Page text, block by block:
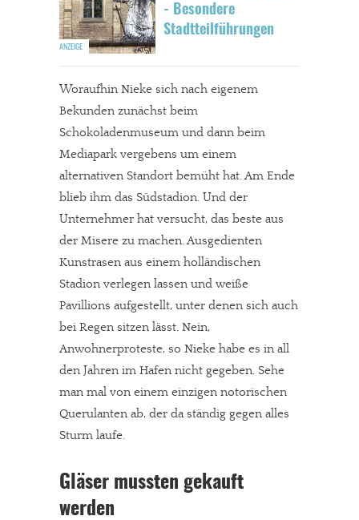
- Besondere
Stadtteilführungen
Woraufhin Nieke sich nach eigenem
Bekunden zunächst beim
Schokoladenmuseum und dann beim
Mediapark vergebens um einem
alternativen Standort bemüht hat. Am Ende
blieb ihm das Südstadion. Und der
Unternehmer hat versucht, das beste aus
der Misere zu machen. Ausgedienten
Kunstrasen aus einem holländischen
Stadion verlegen lassen und weiße
Pavillions aufgestellt, unter denen sich auch
bei Regen sitzen lässt. Nein,
Anwohnerproteste, so Nieke habe es in all
den Jahren im Hafen nicht gegeben. Sehe
man mal von einem einzigen notorischen
Querulanten ab, der da ständig gegen alles
Sturm laufe.
Gläser mussten gekauft
werden